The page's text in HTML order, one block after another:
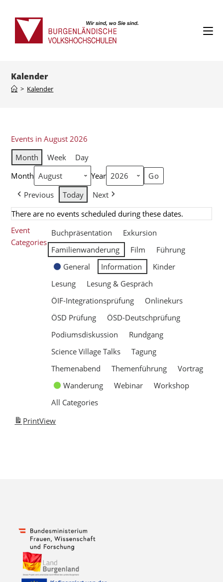
Kalender
> Kalender
Events in August 2026
Month
Week
Day
Month
Year
Previous
Today
Next
There are no events scheduled during these dates.
Event
Categories
Buchpräsentation
Exkursion
Familienwanderung
Film
Führung
General
Information
Kinder
Lesung
Lesung & Gespräch
ÖIF-Integrationsprüfung
Onlinekurs
ÖSD Prüfung
ÖSD-Deutschprüfung
Podiumsdiskussion
Rundgang
Science Village Talks
Tagung
Themenabend
Themenführung
Vortrag
Wanderung
Webinar
Workshop
All Categories
PrintView